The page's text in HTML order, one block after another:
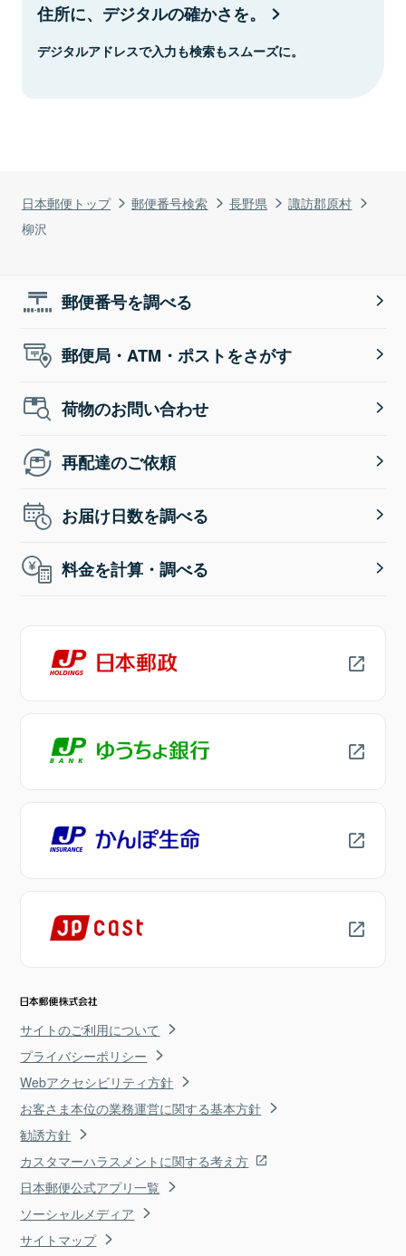
日本郵便トップ 郵便番号検索 長野県
諏訪郡原村
柳沢
住所に、デジタルの確かさを。
デジタルアドレスで入力も検索もスムーズに。
郵便番号を調べる
郵便局・ATM・ポストをさがす
荷物のお問い合わせ
再配達のご依頼
お届け日数を調べる
料金を計算・調べる
サイトのご利用について
プライバシーポリシー
Webアクセシビリティ方針
お客さま本位の業務運営に関する基本方針
勧誘方針
カスタマーハラスメントに関する考え方
日本郵便公式アプリ一覧
ソーシャルメディア
サイトマップ